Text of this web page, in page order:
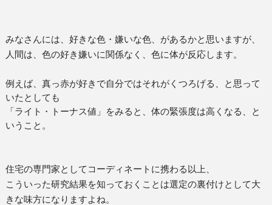
みなさんには、好きな色・嫌いな色、があるかと思いますが、
人間は、色の好き嫌いに関係なく、色に体が反応します。
例えば、真っ赤が好きで自分ではそれがくつろげる、と思って
いたとしても
「ライト・トーナス値」をみると、体の緊張度は高くなる、と
いうこと。
住宅の専門家としてコーディネートに携わる以上、
こういった研究結果を知っておくことは選定の裏付けとして大
きな味方になりますよね。